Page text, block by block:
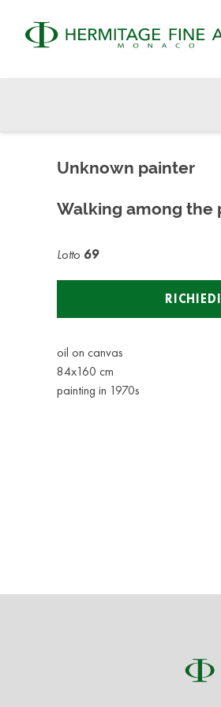
Unknown painter
Walking among the
Lotto 69
oil on canvas
84x160 cm
painting in 1970s